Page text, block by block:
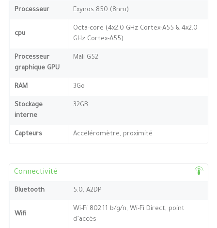
Processeur Exynos 850 (8nm)
cpu
Octa-core (4x2.0 GHz Cortex-A55 & 4x2.0
GHz Cortex-A55)
Processeur
graphique GPU
Mali-G52
RAM 3Go
Stockage
interne
32GB
Capteurs Accéléromètre, proximité
Connectivité
Bluetooth 5.0, A2DP
Wifi
Wi-Fi 802.11 b/g/n, Wi-Fi Direct, point
d’accès